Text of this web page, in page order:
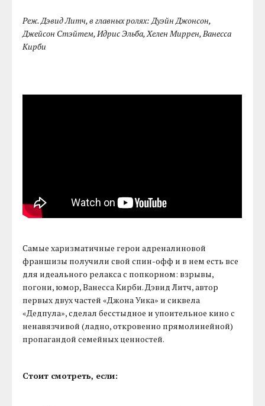
Реж. Дэвид Литч, в главных ролях: Дуэйн Джонсон,
Джейсон Стэйтем, Идрис Эльба, Хелен Миррен, Ванесса
Кирби
Самые харизматичные герои адреналиновой
франшизы получили свой спин-офф и в нем есть все
для идеального релакса с попкорном: взрывы,
погони, юмор, Ванесса Кирби. Дэвид Литч, автор
первых двух частей «Джона Уика» и сиквела
«Дедпула», сделал бесстыдное и упоительное кино с
ненавязчивой (ладно, откровенно прямолинейной)
пропагандой семейных ценностей.
Стоит смотреть, если: